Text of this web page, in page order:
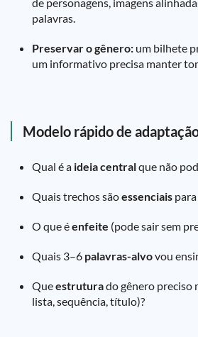
palavras.
Preservar o gênero: um bilhete
um informativo precisa manter
Modelo rápido de
Qual é a ideia centralque não
Quais trechos sãoessenciais
O que éenfeite (pode sair sem
Quais 3–6 palavras-alvovou
Queestruturado gênero preciso
lista, sequência, título)?